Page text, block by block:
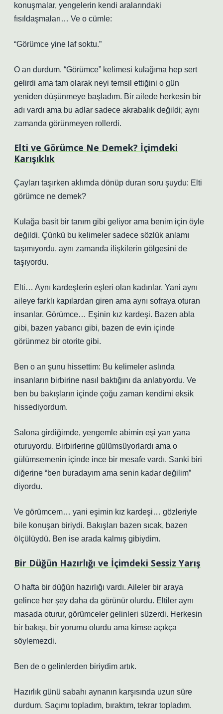
konuşmalar, yengelerin kendi aralarındaki
fısıldaşmaları… Ve o cümle:
“Görümce yine laf soktu.”
O an durdum. “Görümce” kelimesi kulağıma hep sert
gelirdi ama tam olarak neyi temsil ettiğini o gün
yeniden düşünmeye başladım. Bir ailede herkesin bir
adı vardı ama bu adlar sadece akrabalık değildi; aynı
zamanda görünmeyen rollerdi.
Elti ve Görümce Ne Demek? İçimdeki
Karışıklık
Çayları taşırken aklımda dönüp duran soru şuydu: Elti
görümce ne demek?
Kulağa basit bir tanım gibi geliyor ama benim için öyle
değildi. Çünkü bu kelimeler sadece sözlük anlamı
taşımıyordu, aynı zamanda ilişkilerin gölgesini de
taşıyordu.
Elti… Aynı kardeşlerin eşleri olan kadınlar. Yani aynı
aileye farklı kapılardan giren ama aynı sofraya oturan
insanlar. Görümce… Eşinin kız kardeşi. Bazen abla
gibi, bazen yabancı gibi, bazen de evin içinde
görünmez bir otorite gibi.
Ben o an şunu hissettim: Bu kelimeler aslında
insanların birbirine nasıl baktığını da anlatıyordu. Ve
ben bu bakışların içinde çoğu zaman kendimi eksik
hissediyordum.
Salona girdiğimde, yengemle abimin eşi yan yana
oturuyordu. Birbirlerine gülümsüyorlardı ama o
gülümsemenin içinde ince bir mesafe vardı. Sanki biri
diğerine “ben buradayım ama senin kadar değilim”
diyordu.
Ve görümcem… yani eşimin kız kardeşi… gözleriyle
bile konuşan biriydi. Bakışları bazen sıcak, bazen
ölçülüydü. Ben ise arada kalmış gibiydim.
Bir Düğün Hazırlığı ve İçimdeki Sessiz Yarış
O hafta bir düğün hazırlığı vardı. Aileler bir araya
gelince her şey daha da görünür olurdu. Eltiler aynı
masada oturur, görümceler gelinleri süzerdi. Herkesin
bir bakışı, bir yorumu olurdu ama kimse açıkça
söylemezdi.
Ben de o gelinlerden biriydim artık.
Hazırlık günü sabahı aynanın karşısında uzun süre
durdum. Saçımı topladım, bıraktım, tekrar topladım.